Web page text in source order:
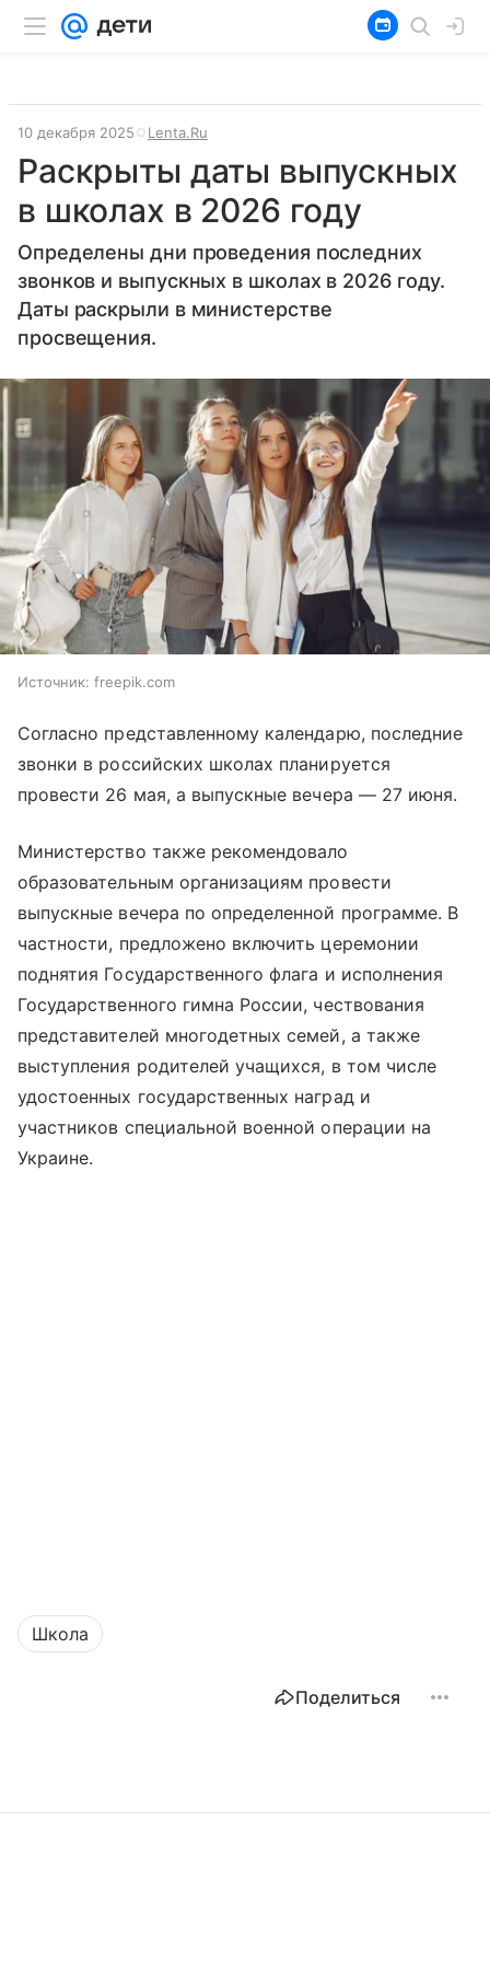
10 декабря 2025 Lenta.Ru
Раскрыты даты выпускных
в школах в 2026 году
Определены дни проведения последних
звонков и выпускных в школах в 2026 году.
Даты раскрыли в министерстве
просвещения.
Источник: freepik.com
Согласно представленному календарю, последние
звонки в российских школах планируется
провести 26 мая, а выпускные вечера — 27 июня.
Министерство также рекомендовало
образовательным организациям провести
выпускные вечера по определенной программе. В
частности, предложено включить церемонии
поднятия Государственного флага и исполнения
Государственного гимна России, чествования
представителей многодетных семей, а также
выступления родителей учащихся, в том числе
удостоенных государственных наград и
участников специальной военной операции на
Украине.
Школа
Поделиться